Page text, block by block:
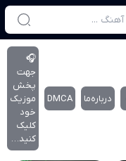
درباره‌‌ما DMCA
🎧
جهت
پخش
موزیک
خود
کلیک
کنید…